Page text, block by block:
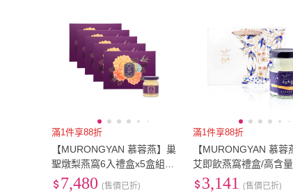
滿1件享88折
【MURONGYAN 慕蓉燕】巢
聖燉梨燕窩6入禮盒x5盒組(6
0g/瓶/禮盒/附提袋/威品嚴選)
7,480 (售價已折)
滿1件享88折
【MURONGYAN 慕蓉
艾即飲燕窩禮盒/高含量
燕窩(70gx6入/送禮首選
3,141
(售價已折)